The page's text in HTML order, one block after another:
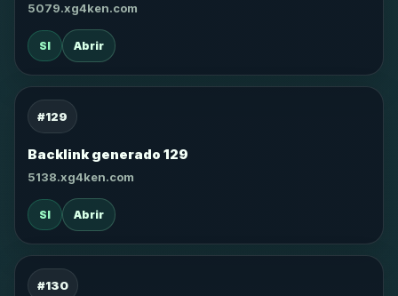
5079.xg4ken.com
SI Abrir
#129
Backlink generado 129
5138.xg4ken.com
SI Abrir
#130